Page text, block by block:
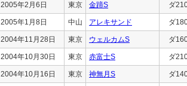
2005年2月6日 東京 金蹄S ダ
2005年1月8日 中山 アレキサンド ダ
2004年11月28日 東京 ウェルカムS ダ
2004年10月30日 東京 赤富士S ダ
2004年10月16日 東京 神無月S ダ